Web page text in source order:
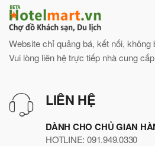
Website chỉ quảng bá, kết nối, không
Vui lòng liên hệ trực tiếp nhà cung cấp
LIÊN HỆ
DÀNH CHO CHỦ GIAN
HOTLINE: 091.949.0330